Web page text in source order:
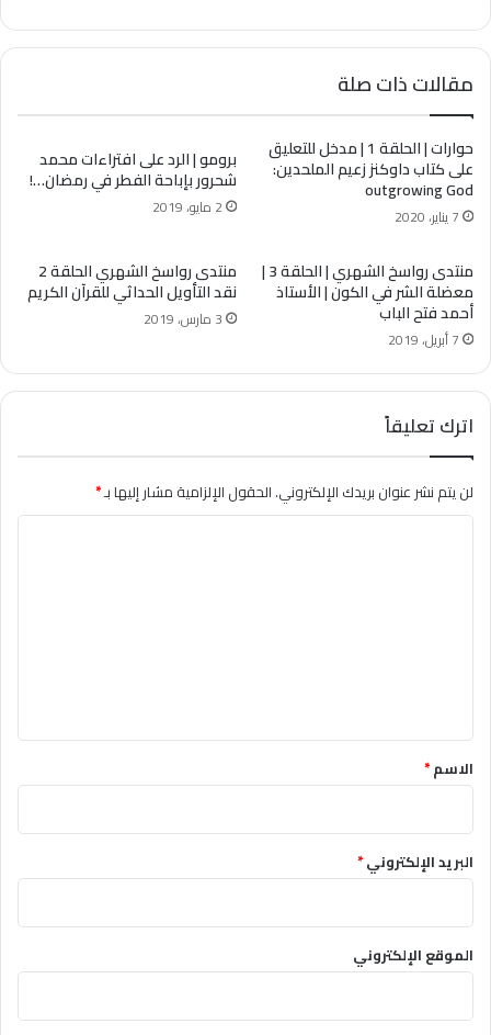
مقالات ذات صلة
حوارات | الحلقة 1 | مدخل للتعليق
على كتاب داوكنز زعيم الملحدين:
outgrowing God
7 يناير، 2020
برومو | الرد على افتراءات محمد
شحرور بإباحة الفطر في رمضان…!
2 مايو، 2019
منتدى رواسخ الشهري | الحلقة 3 |
معضلة الشر في الكون | الأستاذ
أحمد فتح الباب
7 أبريل، 2019
منتدى رواسخ الشهري الحلقة 2
نقد التأويل الحداثي للقرآن الكريم
3 مارس، 2019
اترك تعليقاً
لن يتم نشر عنوان بريدك الإلكتروني.الحقول الإلزامية مشار إليها بـ*
*الاسم*
البريد الإلكتروني*
الموقع الإلكتروني